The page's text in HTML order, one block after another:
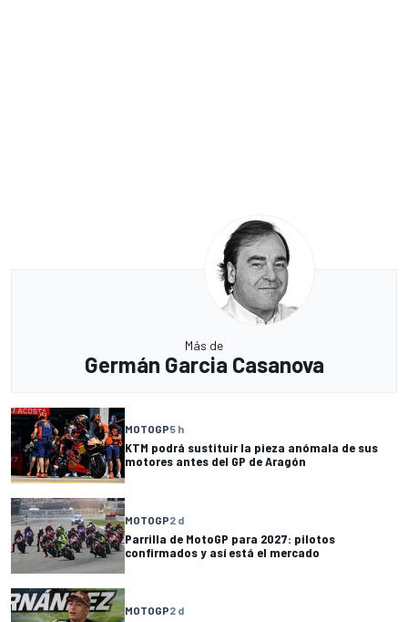
Más de
Germán Garcia Casanova
MOTOGP5 h
KTM podrá sustituir la pieza anómala de sus
motores antes del GP de Aragón
MOTOGP2 d
Parrilla de MotoGP para 2027: pilotos
confirmados y así está el mercado
MOTOGP2 d